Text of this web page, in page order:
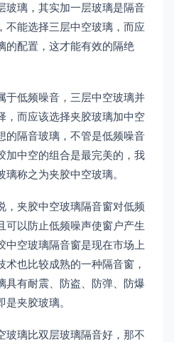
玻璃，其实加一层玻璃是隔音
不能选择三层中空玻璃，而应
的配置，这才能有效的隔绝
于低频噪音，三层中空玻璃并
，而应该选择夹胶玻璃加中空
的隔音玻璃，不管是低频噪音
加中空的组合是最完美的，我
称之为夹胶中空玻璃。
，夹胶中空玻璃隔音窗对低频
可以防止低频噪声使窗户产生
中空玻璃隔音窗是现在市场上
也比较成熟的一种隔音窗，
具有耐震、防盗、防弹、防爆
夹胶玻璃。
玻璃比双层玻璃隔音好，那不